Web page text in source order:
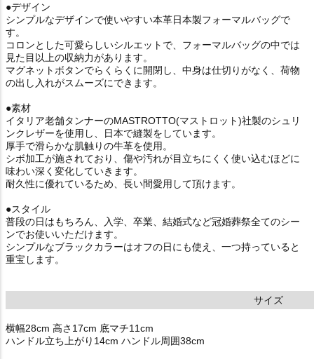
●デザイン
シンプルなデザインで使いやすい本革日本製フォーマルバッグで
す。
コロンとした可愛らしいシルエットで、フォーマルバッグの中では
見た目以上の収納力があります。
マグネットボタンでらくらくに開閉し、中身は仕切りがなく、荷物
の出し入れがスムーズにできます。
●素材
イタリア老舗タンナーのMASTROTTO(マストロット)社製のシュリ
ンクレザーを使用し、日本で縫製をしています。
厚手で滑らかな肌触りの牛革を使用。
シボ加工が施されており、傷や汚れが目立ちにくく使い込むほどに
味わい深く変化していきます。
耐久性に優れているため、長い間愛用して頂けます。
●スタイル
普段の日はもちろん、入学、卒業、結婚式など冠婚葬祭全てのシー
ンでお使いいただけます。
シンプルなブラックカラーはオフの日にも使え、一つ持っていると
重宝します。
サイズ
横幅28cm 高さ17cm 底マチ11cm
ハンドル立ち上がり14cm ハンドル周囲38cm